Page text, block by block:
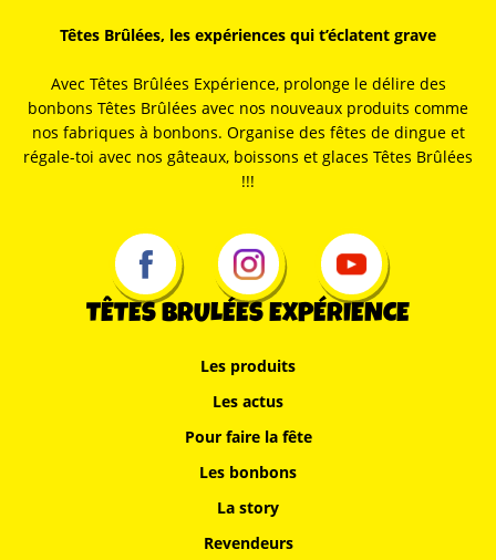
Têtes Brûlées, les expériences qui t’éclatent grave
Avec Têtes Brûlées Expérience, prolonge le délire des
bonbons Têtes Brûlées avec nos nouveaux produits comme
nos fabriques à bonbons. Organise des fêtes de dingue et
régale-toi avec nos gâteaux, boissons et glaces Têtes Brûlées
!!!
TÊTES BRULÉES EXPÉRIENCE
Les produits
Les actus
Pour faire la fête
Les bonbons
La story
Revendeurs